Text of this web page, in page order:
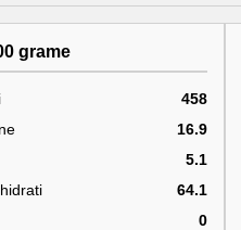
grame
458
16.9
5.1
64.1
0